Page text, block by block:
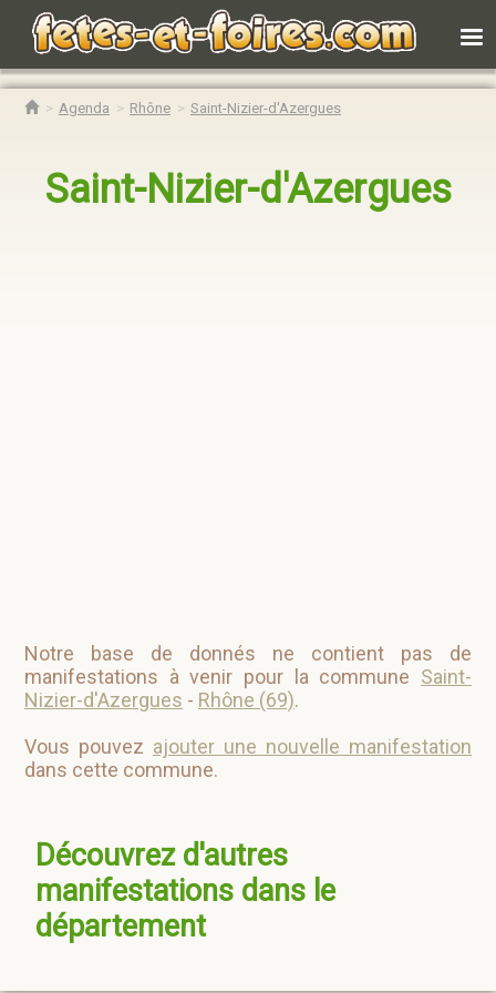
Agenda Rhône Saint-Nizier-d'Azergues
Saint-Nizier-d'Azergues
Notre base de donnés ne contient pas de
manifestations à venir pour la commune Saint-
Nizier-d'Azergues - Rhône (69).
Vous pouvez ajouter une nouvelle manifestation
dans cette commune.
Découvrez d'autres
manifestations dans le
département